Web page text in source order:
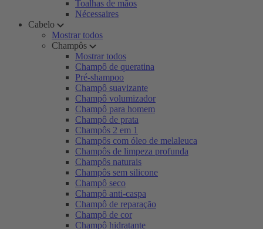
Toalhas de mãos
Nécessaires
Cabelo
Mostrar todos
Champôs
Mostrar todos
Champô de queratina
Pré-shampoo
Champô suavizante
Champô volumizador
Champô para homem
Champô de prata
Champôs 2 em 1
Champôs com óleo de melaleuca
Champôs de limpeza profunda
Champôs naturais
Champôs sem silicone
Champô seco
Champô anti-caspa
Champô de reparação
Champô de cor
Champô hidratante